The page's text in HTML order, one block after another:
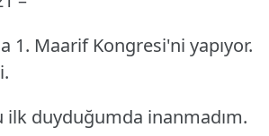
1. Maarif Kongresi'ni yapıyor.
ilk duyduğumda inanmadım.